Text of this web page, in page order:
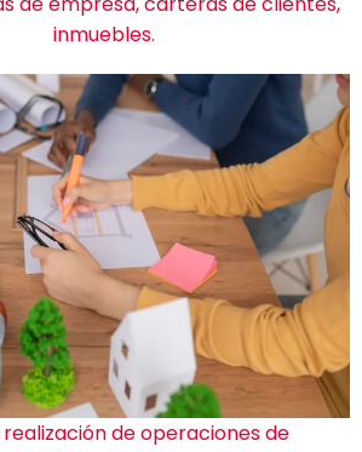
inmuebles.
realización de operaciones de